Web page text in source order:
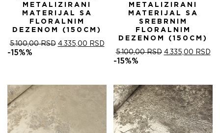
METALIZIRANI
MATERIJAL SA
FLORALNIM
DEZENOM (150CM)
5.100,00RSD ОРИГИНАЛНА
4.335,00 RSDТРЕНУТНА
ЦЕНА
-15%%
METALIZIRANI
MATERIJAL SA
SREBRNIM
FLORALNIM
DEZENOM (150CM)
5.100,00RSD ОРИГИНАЛНА
5.100,00 RSD.
4.335,00 RSD
-15%%